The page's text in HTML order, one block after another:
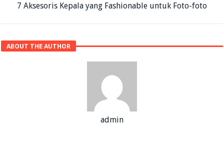
7 Aksesoris Kepala yang Fashionable untuk Foto-foto
ABOUT THE AUTHOR
admin